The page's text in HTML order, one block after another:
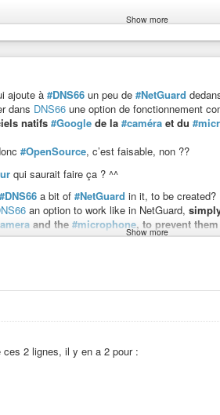
que vous avez les moyens de soutenir
GAKUTAGNHDFYU
Show more
ajoute à #DNS66 un peu de #NetGuard
dans DNS66 une option de fonctionnement
natifs #Google de la #caméra et du
#OpenSource, c’est faisable, non ??
qui saurait faire ça ? ^^
#DNS66 a bit of #NetGuard in it, to be created?
an option to work like in NetGuard,
and the #microphone, to prevent
Show more
2 lignes, il y en a 2 pour :